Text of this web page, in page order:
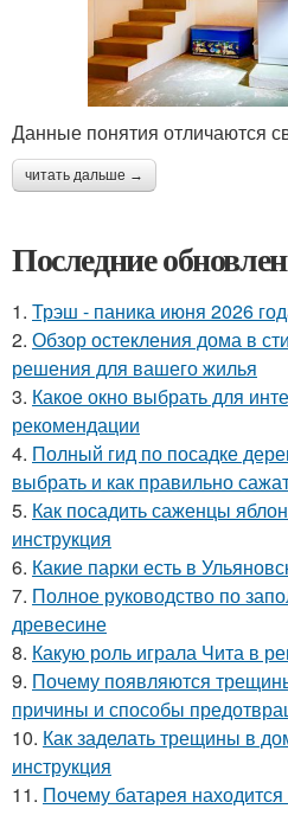
Данные понятия отличаются
читать дальше →
Последние
1. Трэш - паника июня 2026
2. Обзор остекления дома в
решения для вашего жилья
3. Какое окно выбрать для
рекомендации
4. Полный гид по посадке
выбрать и как правильно
5. Как посадить саженцы
инструкция
6. Какие парки есть в
7. Полное руководство по
древесине
8. Какую роль играла Чита в
9. Почему появляются
причины и способы
10. Как заделать трещины в
инструкция
11. Почему батарея